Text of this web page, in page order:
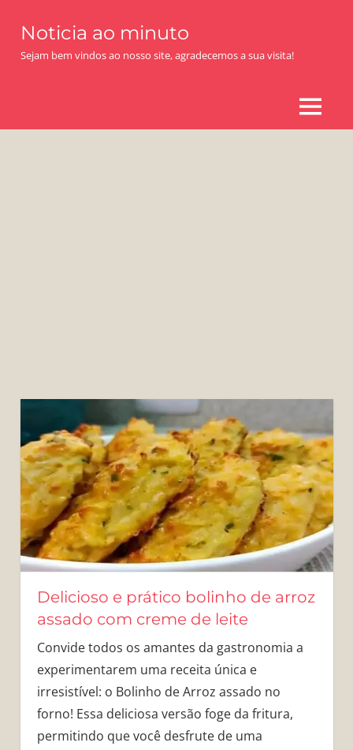
content
Noticia ao minuto
Sejam bem vindos ao nosso site, agradecemos a sua visita!
MENU
Delicioso e prático bolinho de arroz
assado com creme de leite
Convide todos os amantes da gastronomia a
experimentarem uma receita única e
irresistível: o Bolinho de Arroz assado no
forno! Essa deliciosa versão foge da fritura,
permitindo que você desfrute de uma